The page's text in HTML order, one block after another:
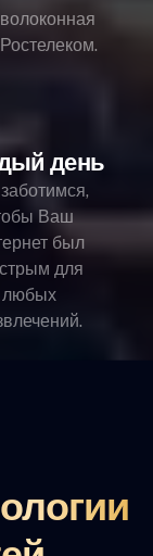
день
Ваш
был
для
любых